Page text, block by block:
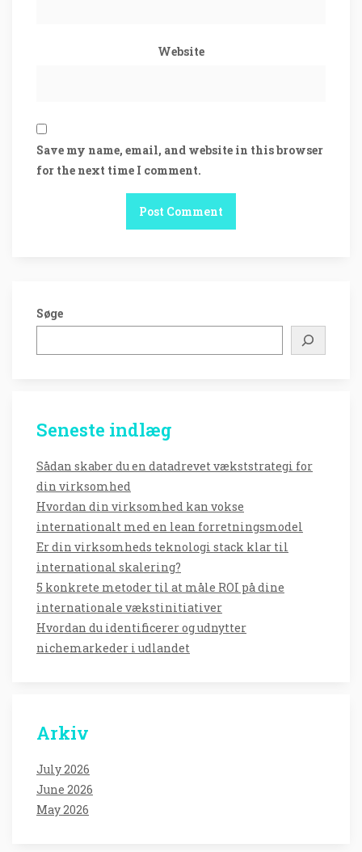
Website
Save my name, email, and website in this browser
for the next time I comment.
Søge
Seneste indlæg
Sådan skaber du en datadrevet vækststrategi for
din virksomhed
Hvordan din virksomhed kan vokse
internationalt med en lean forretningsmodel
Er din virksomheds teknologi stack klar til
international skalering?
5 konkrete metoder til at måle ROI på dine
internationale vækstinitiativer
Hvordan du identificerer og udnytter
nichemarkeder i udlandet
Arkiv
July 2026
June 2026
May 2026